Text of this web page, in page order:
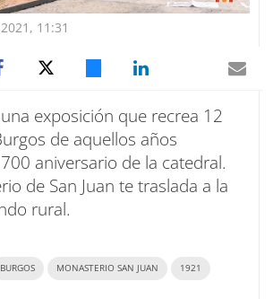
11:31
exposición que recrea 12
de aquellos años
aniversario de la catedral.
de San Juan te traslada a la
rural.
BURGOS MONASTERIO SAN JUAN 1921